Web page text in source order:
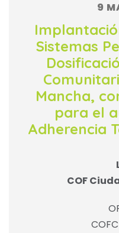
9
Sistemas
Mancha,
para el
Adherencia
COF